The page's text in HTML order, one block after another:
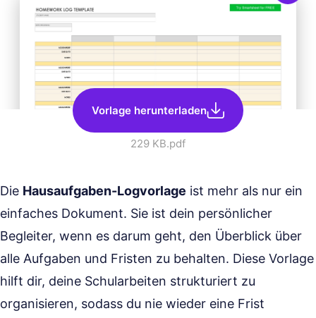
Vorlage herunterladen
229 KB.pdf
Die Hausaufgaben-Logvorlage ist mehr als nur ein
einfaches Dokument. Sie ist dein persönlicher
Begleiter, wenn es darum geht, den Überblick über
alle Aufgaben und Fristen zu behalten. Diese Vorlage
hilft dir, deine Schularbeiten strukturiert zu
organisieren, sodass du nie wieder eine Frist